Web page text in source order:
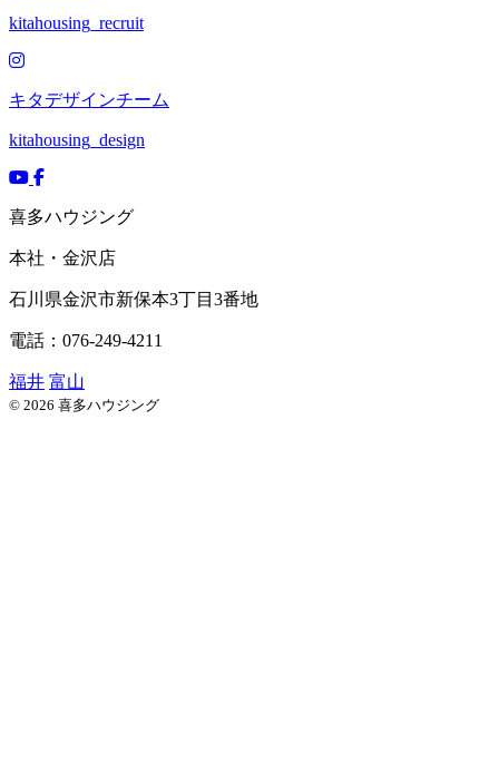
kitahousing_recruit
キタデザインチーム
kitahousing_design
喜多ハウジング
本社・金沢店
石川県金沢市新保本3丁目3番地
電話：076-249-4211
福井 富山
© 2026 喜多ハウジング